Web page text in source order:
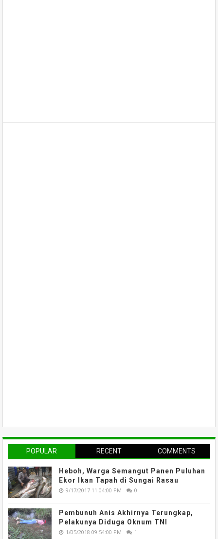
POPULAR RECENT COMMENTS
Heboh, Warga Semangut Panen Puluhan
Ekor Ikan Tapah di Sungai Rasau
9/17/2017 11:04:00 PM 0
Pembunuh Anis Akhirnya Terungkap,
Pelakunya Diduga Oknum TNI
1/05/2018 09:54:00 PM 1